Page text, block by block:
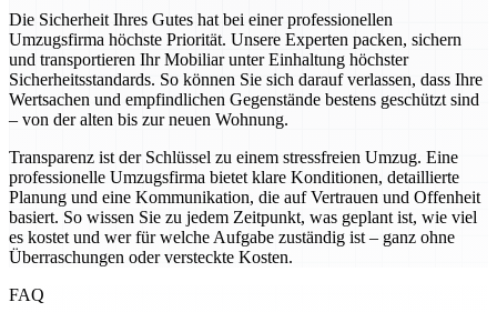
Die Sicherheit Ihres Gutes hat bei einer professionellen
Umzugsfirma höchste Priorität. Unsere Experten packen, sichern
und transportieren Ihr Mobiliar unter Einhaltung höchster
Sicherheitsstandards. So können Sie sich darauf verlassen, dass Ihre
Wertsachen und empfindlichen Gegenstände bestens geschützt sind
– von der alten bis zur neuen Wohnung.
Transparenz ist der Schlüssel zu einem stressfreien Umzug. Eine
professionelle Umzugsfirma bietet klare Konditionen, detaillierte
Planung und eine Kommunikation, die auf Vertrauen und Offenheit
basiert. So wissen Sie zu jedem Zeitpunkt, was geplant ist, wie viel
es kostet und wer für welche Aufgabe zuständig ist – ganz ohne
Überraschungen oder versteckte Kosten.
FAQ